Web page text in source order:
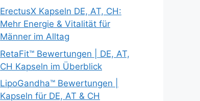
ErectusX Kapseln DE, AT, CH:
Mehr Energie & Vitalität für
Männer im Alltag
RetaFit™ Bewertungen | DE, AT,
CH Kapseln im Überblick
LipoGandha™ Bewertungen |
Kapseln für DE, AT & CH